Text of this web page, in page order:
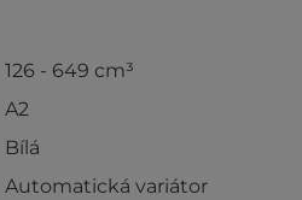
126 - 649 cm³
A2
Bílá
Automatická variátor